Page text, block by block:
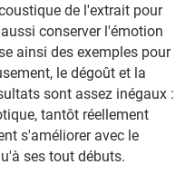
de l'extrait pour
conserver l'émotion
ainsi des exemples pour
le dégoût et la
sont assez inégaux :
tantôt réellement
s'améliorer avec le
ses tout débuts.